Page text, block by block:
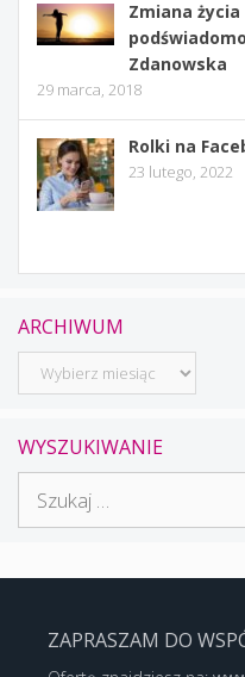
Zmiana
Zdanowska
29 marca, 2018
Rolki na
23 lutego, 2022
ARCHIWUM
Archiwum
WYSZUKIWANIE
ZAPRASZAM DO